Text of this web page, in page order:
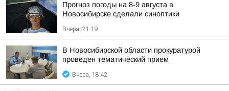
Прогноз погоды на 8-9 августа в
Новосибирске сделали синоптики
Вчера, 21:19
В Новосибирской области прокуратурой
проведен тематический прием
Вчера, 18:42